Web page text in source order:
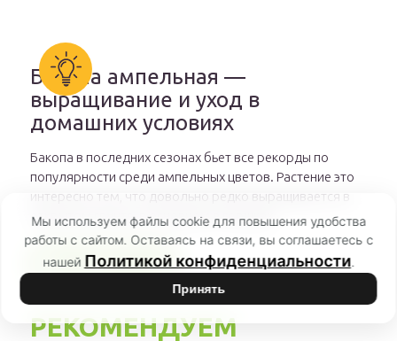
Бакопа ампельная —
выращивание и уход в
домашних условиях
Бакопа в последних сезонах бьет все рекорды по
популярности среди ампельных цветов. Растение это
интересно тем, что довольно редко выращивается в
открытом грунте, в основном в горшках.
ЧИТАТЬ ДАЛЕЕ
РЕКОМЕНДУЕМ
Мы используем файлы cookie для повышения удобства
работы с сайтом. Оставаясь на связи, вы соглашаетесь с
нашей Политикой конфиденциальности.
Принять